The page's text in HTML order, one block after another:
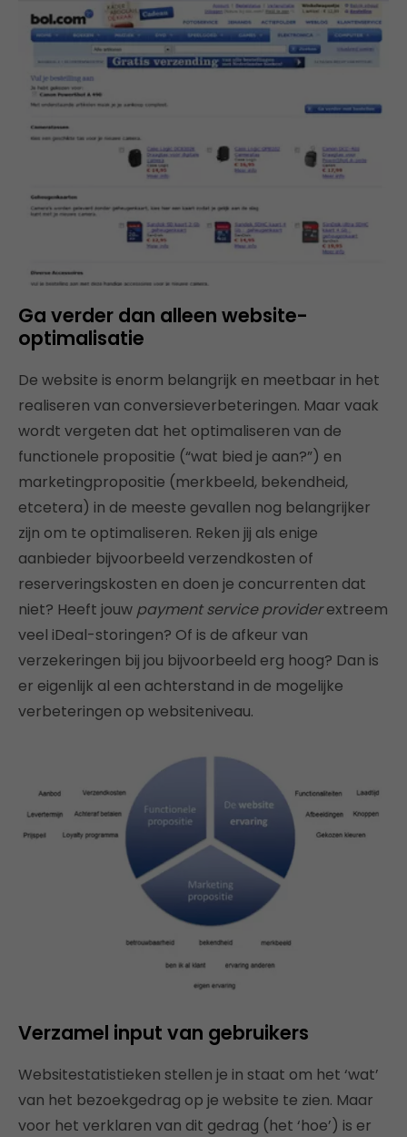
Ga verder dan alleen website-
optimalisatie
De website is enorm belangrijk en meetbaar in het
realiseren van conversieverbeteringen. Maar vaak
wordt vergeten dat het optimaliseren van de
functionele propositie (“wat bied je aan?”) en
marketingpropositie (merkbeeld, bekendheid,
etcetera) in de meeste gevallen nog belangrijker
zijn om te optimaliseren. Reken jij als enige
aanbieder bijvoorbeeld verzendkosten of
reserveringskosten en doen je concurrenten dat
niet? Heeft jouw payment service providerextreem
veel iDeal-storingen? Of is de afkeur van
verzekeringen bij jou bijvoorbeeld erg hoog? Dan is
er eigenlijk al een achterstand in de mogelijke
verbeteringen op websiteniveau.
Verzamel input van gebruikers
Websitestatistieken stellen je in staat om het ‘wat’
van het bezoekgedrag op je website te zien. Maar
voor het verklaren van dit gedrag (het ‘hoe’) is er